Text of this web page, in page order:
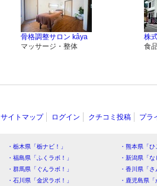
骨格調整サロン kâya
マッサージ・整体
株
食
サイトマップ ログイン クチコミ投稿 プラ
・栃木県「栃ナビ！」
・熊本県「
・福島県「ふくラボ！」
・新潟県「
・群馬県「ぐんラボ！」
・香川県「
・石川県「金沢ラボ！」
・鹿児島県